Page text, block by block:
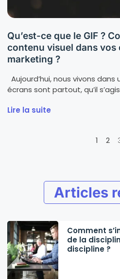
Qu’est-ce que le GIF ?
contenu visuel dans vos
marketing ?
Aujourd’hui, nous vivons
écrans sont partout, qu’il
Lire la suite
1 2
Articles
Comment
de la
discipline ?